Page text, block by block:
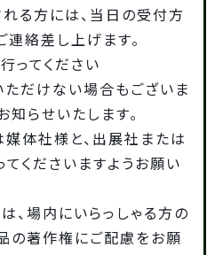
る方には、当日の受付方
絡差し上げます。
ってください
だけない場合もございま
知らせいたします。
体社様と、出展社または
くださいますようお願い
、場内にいらっしゃる方の
の著作権にご配慮をお願